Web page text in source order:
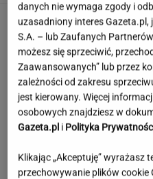
danych nie wymaga zgody i
uzasadniony interes Gazeta.pl,
S.A. – lub Zaufanych
możesz się sprzeciwić,
Zaawansowanych” lub przez
zależności od zakresu
jest kierowany. Więcej
osobowych znajdziesz w
Gazeta.pl i Polityka
Klikając „Akceptuję” wyrażasz
przechowywanie plików cookie